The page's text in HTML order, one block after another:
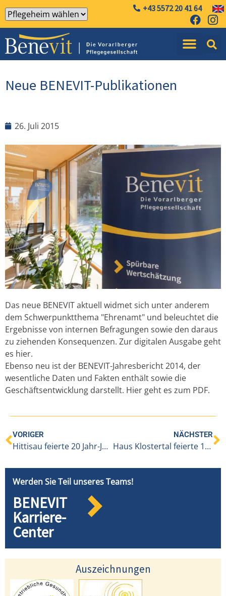
+43 5572 20 41 64
Neue BENEVIT-Publikationen
26. Juli 2015
Das neue BENEVIT aktuell widmet sich unter anderem
dem Schwerpunktthema "Ehrenamt" und beleuchtet die
Ergebnisse von internen Befragungen sowie den daraus
zu ziehenden Konsequenzen. Zur digitalen Ausgabe geht
es hier.
Ebenso neu ist der BENEVIT-Jahresbericht 2014, der
wesentliche Daten und Fakten enthält sowie die
Geschäftsentwicklung darstellt. Hier geht es zum PDF.
VORIGER
Hittisau feierte 20 Jahr-Jubiläum
NÄCHSTER
Haus Klostertal feierte 10-Jahres-Jubiläum
Werden Sie Teil unseres Teams!
BENEVIT
Karriere-
Center
Auszeichnungen